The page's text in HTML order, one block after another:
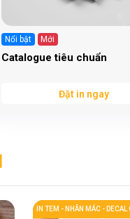
Nổi bật Mới
Catalogue tiêu chuẩn
Đặt in ngay
IN TEM - NHÃN MÁC - DECAL